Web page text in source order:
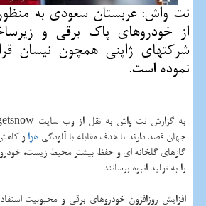
نت واش: عربستان سعودی به
از خودروهای پاك برقی و
شركتهای ژاپنی همچون نیسان
نموده است.
جهان قصد دارند با هدف مقابله با آلودگیهواو كاهش
گازهای گلخانه ای و حفظ بیشتر محیط زیست،
را به تولید انبوه برسانند.
افزایش روزافزون خودروهای برقی و محبوبیت